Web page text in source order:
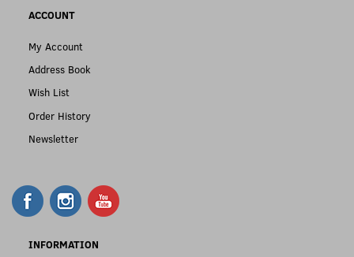
ACCOUNT
My Account
Address Book
Wish List
Order History
Newsletter
INFORMATION